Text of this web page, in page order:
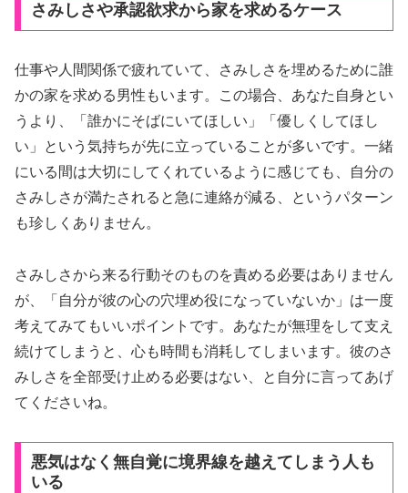
さみしさや承認欲求から家を求めるケース
仕事や人間関係で疲れていて、さみしさを埋めるために誰
かの家を求める男性もいます。この場合、あなた自身とい
うより、「誰かにそばにいてほしい」「優しくしてほし
い」という気持ちが先に立っていることが多いです。一緒
にいる間は大切にしてくれているように感じても、自分の
さみしさが満たされると急に連絡が減る、というパターン
も珍しくありません。
さみしさから来る行動そのものを責める必要はありません
が、「自分が彼の心の穴埋め役になっていないか」は一度
考えてみてもいいポイントです。あなたが無理をして支え
続けてしまうと、心も時間も消耗してしまいます。彼のさ
みしさを全部受け止める必要はない、と自分に言ってあげ
てくださいね。
悪気はなく無自覚に境界線を越えてしまう人も
いる